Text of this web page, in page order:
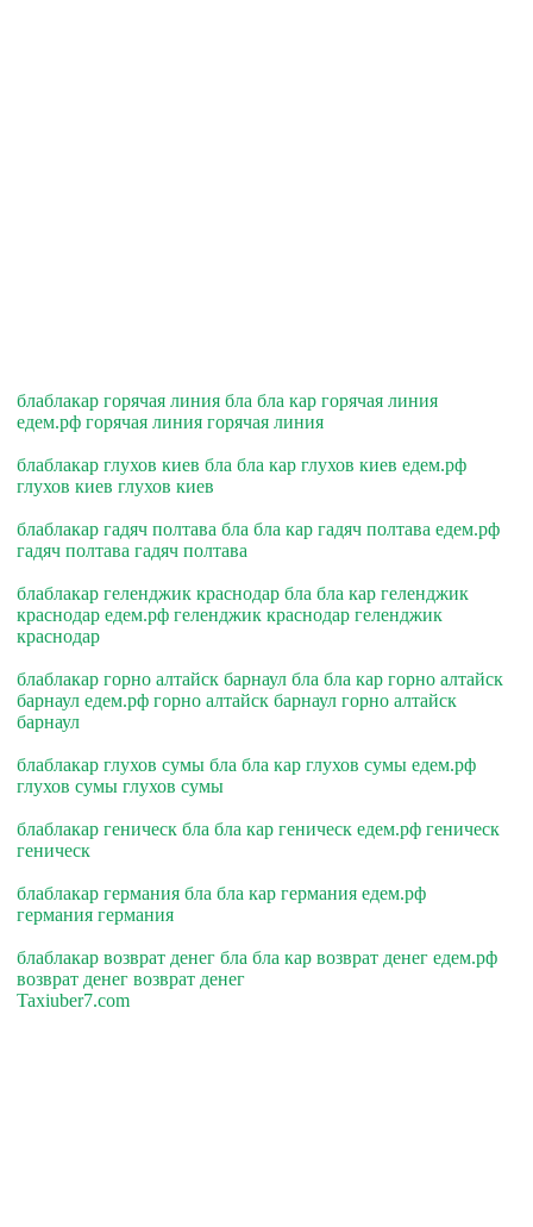
блаблакар горячая линия бла бла кар горячая линия
едем.рф горячая линия горячая линия
блаблакар глухов киев бла бла кар глухов киев едем.рф
глухов киев глухов киев
блаблакар гадяч полтава бла бла кар гадяч полтава едем.рф
гадяч полтава гадяч полтава
блаблакар геленджик краснодар бла бла кар геленджик
краснодар едем.рф геленджик краснодар геленджик
краснодар
блаблакар горно алтайск барнаул бла бла кар горно алтайск
барнаул едем.рф горно алтайск барнаул горно алтайск
барнаул
блаблакар глухов сумы бла бла кар глухов сумы едем.рф
глухов сумы глухов сумы
блаблакар геническ бла бла кар геническ едем.рф геническ
геническ
блаблакар германия бла бла кар германия едем.рф
германия германия
блаблакар возврат денег бла бла кар возврат денег едем.рф
возврат денег возврат денег
Taxiuber7.com